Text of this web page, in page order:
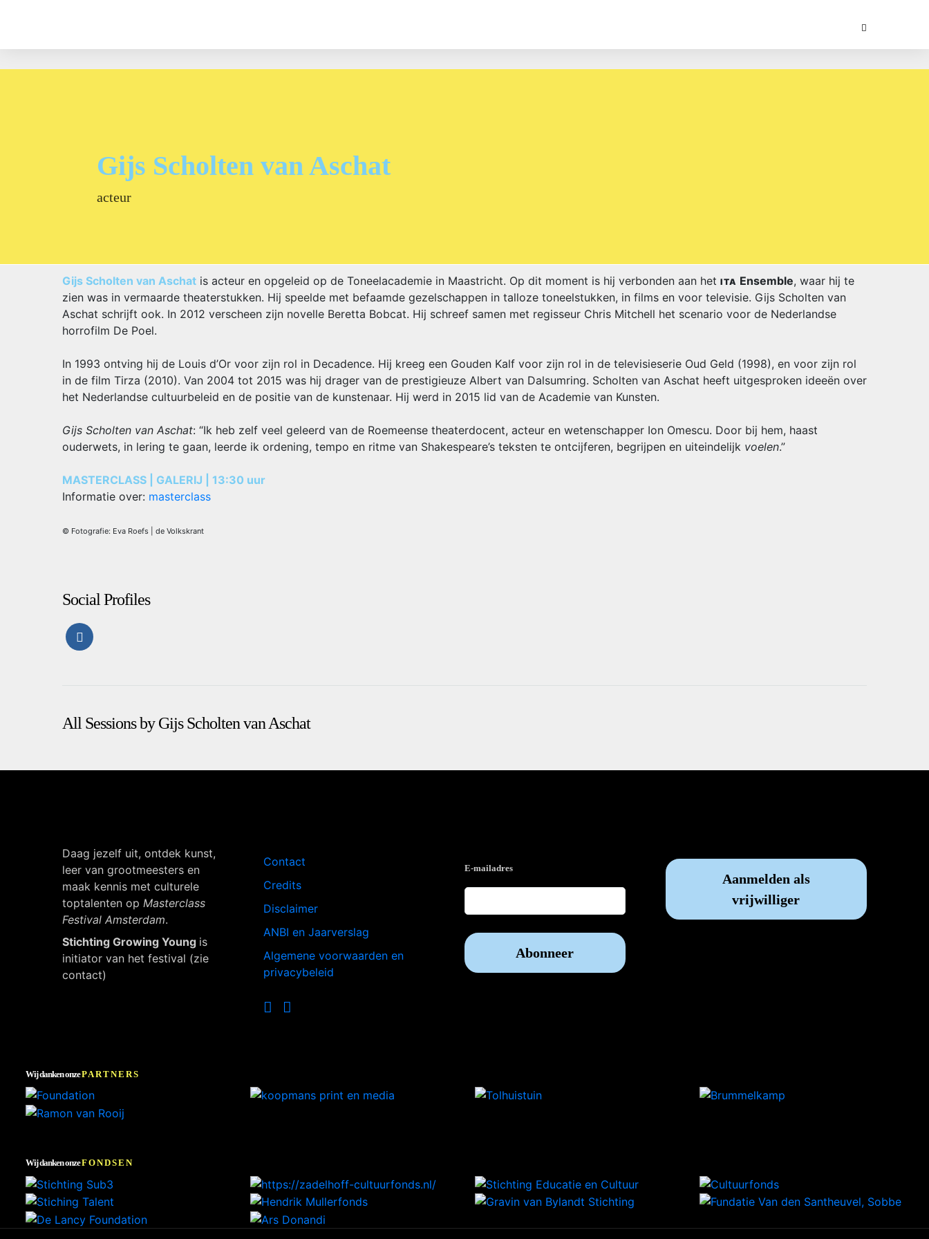
Gijs Scholten van Aschat
acteur
Gijs Scholten van Aschat is acteur en opgeleid op de Toneelacademie in Maastricht. Op dit moment is hij verbonden aan het ITA Ensemble, waar hij te
zien was in vermaarde theaterstukken. Hij speelde met befaamde gezelschappen in talloze toneelstukken, in films en voor televisie. Gijs Scholten van
Aschat schrijft ook. In 2012 verscheen zijn novelle Beretta Bobcat. Hij schreef samen met regisseur Chris Mitchell het scenario voor de Nederlandse
horrofilm De Poel.
In 1993 ontving hij de Louis d’Or voor zijn rol in Decadence. Hij kreeg een Gouden Kalf voor zijn rol in de televisieserie Oud Geld (1998), en voor zijn rol
in de film Tirza (2010). Van 2004 tot 2015 was hij drager van de prestigieuze Albert van Dalsumring. Scholten van Aschat heeft uitgesproken ideeën over
het Nederlandse cultuurbeleid en de positie van de kunstenaar. Hij werd in 2015 lid van de Academie van Kunsten.
Gijs Scholten van Aschat: “Ik heb zelf veel geleerd van de Roemeense theaterdocent, acteur en wetenschapper Ion Omescu. Door bij hem, haast
ouderwets, in lering te gaan, leerde ik ordening, tempo en ritme van Shakespeare’s teksten te ontcijferen, begrijpen en uiteindelijk voelen.”
MASTERCLASS | GALERIJ | 13:30 uur
Informatie over: masterclass
© Fotografie: Eva Roefs | de Volkskrant
Social Profiles
All Sessions by Gijs Scholten van Aschat
Daag jezelf uit, ontdek kunst,
leer van grootmeesters en
maak kennis met culturele
toptalenten op Masterclass
Festival Amsterdam.
Stichting Growing Young is
initiator van het festival (zie
contact)
Contact
Credits
Disclaimer
ANBI en Jaarverslag
Algemene voorwaarden en
privacybeleid
E-mailadres
Aanmelden als
vrijwilliger
Wij danken onzePARTNERS
Wij danken onzeFONDSEN